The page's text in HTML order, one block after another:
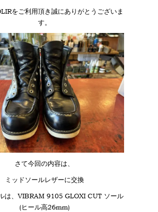
をご利用頂き誠にありがとうございま
す。
さて今回の内容は、
ミッドソールレザーに交換
は、VIBRAM 9105 GLOXI CUT ソール
(ヒール高26mm)